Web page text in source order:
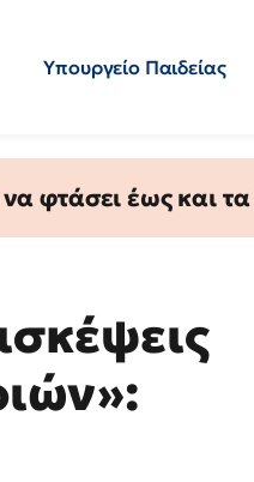
Υπουργείο Παιδείας
έως και τα